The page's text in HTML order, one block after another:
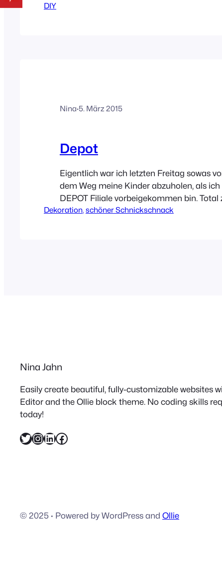
DIY
Nina·5. März 2015
Depot
Eigentlich war ich letzten Freitag sowas
dem Weg meine Kinder abzuholen, als ich
DEPOT Filiale vorbeigekommen bin. Total
ehrlich! Was soll ich sagen, dann wurde ich
Dekoration, schöner Schnickschnack
Nina Jahn
Easily create beautiful, fully-customizable websites
Editor and the Ollie block theme. No coding skills
today!
Twitter InstagramLinkedIn Facebook
© 2025 · Powered by WordPress and Ollie